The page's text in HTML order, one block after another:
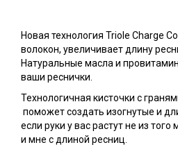
Новая технология Triole Charge
волокон, увеличивает длину
Натуральные масла и
ваши реснички.
Технологичная кисточки с
поможет создать изогнутые и
если руки у вас растут не из того
и мне с длиной ресниц.